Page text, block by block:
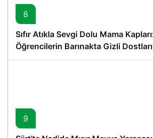
8
Sıfır Atıkla Sevgi Dolu Mama
Öğrencilerin Barınakta Gizli
Proje
9